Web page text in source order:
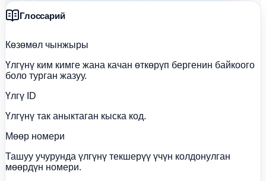
Глоссарий
Көзөмөл чынжыры
Үлгүнү ким кимге жана качан өткөрүп бергенин байкоого
боло турган жазуу.
Үлгү ID
Үлгүнү так аныктаган кыска код.
Мөөр номери
Ташуу учурунда үлгүнү текшерүү үчүн колдонулган
мөөрдүн номери.